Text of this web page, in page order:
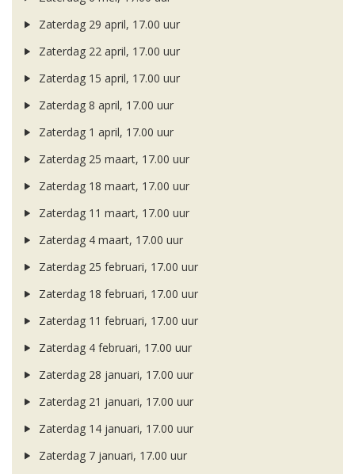
Zaterdag 29 april, 17.00 uur
Zaterdag 22 april, 17.00 uur
Zaterdag 15 april, 17.00 uur
Zaterdag 8 april, 17.00 uur
Zaterdag 1 april, 17.00 uur
Zaterdag 25 maart, 17.00 uur
Zaterdag 18 maart, 17.00 uur
Zaterdag 11 maart, 17.00 uur
Zaterdag 4 maart, 17.00 uur
Zaterdag 25 februari, 17.00 uur
Zaterdag 18 februari, 17.00 uur
Zaterdag 11 februari, 17.00 uur
Zaterdag 4 februari, 17.00 uur
Zaterdag 28 januari, 17.00 uur
Zaterdag 21 januari, 17.00 uur
Zaterdag 14 januari, 17.00 uur
Zaterdag 7 januari, 17.00 uur